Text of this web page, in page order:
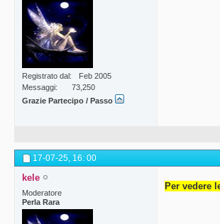
Registrato dal
Feb 2005
Messaggi
73,250
Grazie Partecipo / Passo
17-07-25, 16: 00
kele
Moderatore
Perla Rara
Per vedere